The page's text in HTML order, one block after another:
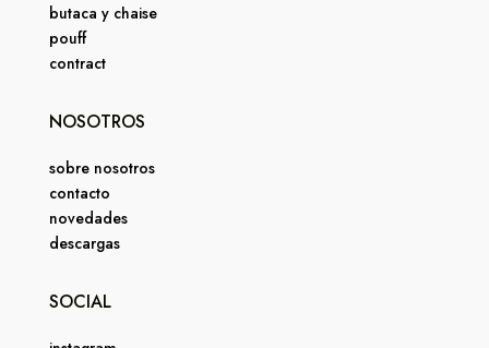
butaca y chaise
pouff
contract
NOSOTROS
sobre nosotros
contacto
novedades
descargas
SOCIAL